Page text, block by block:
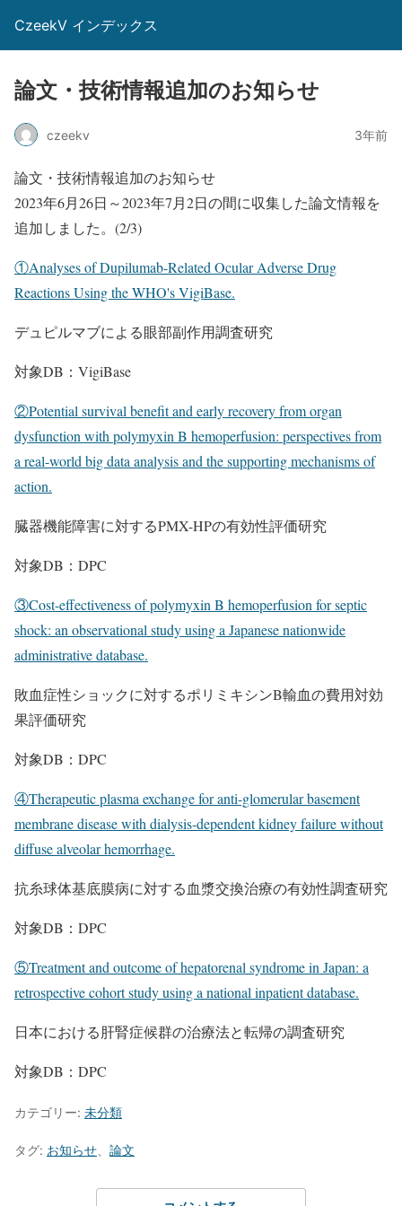
CzeekV インデックス
論文・技術情報追加のお知らせ
czeekv 3年前
論文・技術情報追加のお知らせ
2023年6月26日～2023年7月2日の間に収集した論文情報を
追加しました。(2/3)
①Analyses of Dupilumab-Related Ocular Adverse Drug
Reactions Using the WHO's VigiBase.
デュピルマブによる眼部副作用調査研究
対象DB：VigiBase
②Potential survival benefit and early recovery from organ
dysfunction with polymyxin B hemoperfusion: perspectives from
a real-world big data analysis and the supporting mechanisms of
action.
臓器機能障害に対するPMX-HPの有効性評価研究
対象DB：DPC
③Cost-effectiveness of polymyxin B hemoperfusion for septic
shock: an observational study using a Japanese nationwide
administrative database.
敗血症性ショックに対するポリミキシンB輸血の費用対効
果評価研究
対象DB：DPC
④Therapeutic plasma exchange for anti-glomerular basement
membrane disease with dialysis-dependent kidney failure without
diffuse alveolar hemorrhage.
抗糸球体基底膜病に対する血漿交換治療の有効性調査研究
対象DB：DPC
⑤Treatment and outcome of hepatorenal syndrome in Japan: a
retrospective cohort study using a national inpatient database.
日本における肝腎症候群の治療法と転帰の調査研究
対象DB：DPC
カテゴリー: 未分類
タグ: お知らせ 論文